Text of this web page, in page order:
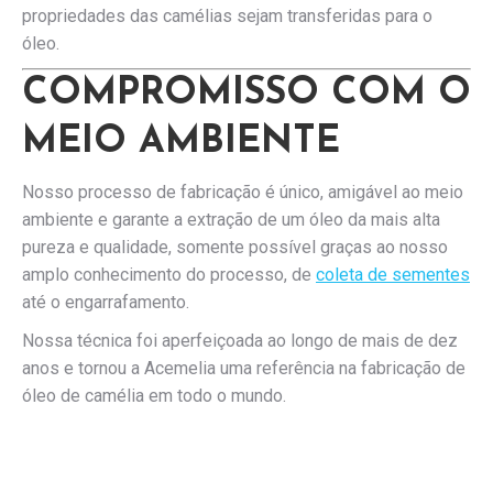
propriedades das camélias sejam transferidas para o
óleo.
COMPROMISSO COM O
MEIO AMBIENTE
Nosso processo de fabricação é único, amigável ao meio
ambiente e garante a extração de um óleo da mais alta
pureza e qualidade, somente possível graças ao nosso
amplo conhecimento do processo, de coleta de sementes
até o engarrafamento.
Nossa técnica foi aperfeiçoada ao longo de mais de dez
anos e tornou a Acemelia uma referência na fabricação de
óleo de camélia em todo o mundo.